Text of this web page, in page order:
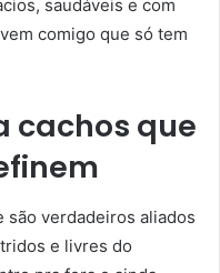
saudáveis e com
comigo que só tem
cachos que
são verdadeiros aliados
e livres do